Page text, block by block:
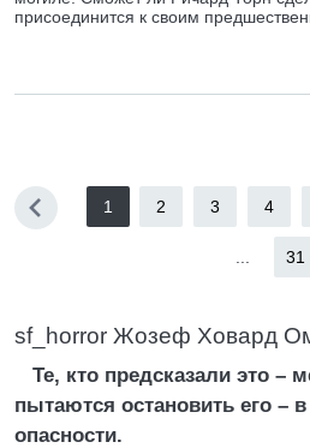
присоединится к своим
1 2 3 4
31
sf_horror Жозеф Ховард
Те, кто предсказали это –
пытаются остановить его –
опасности.